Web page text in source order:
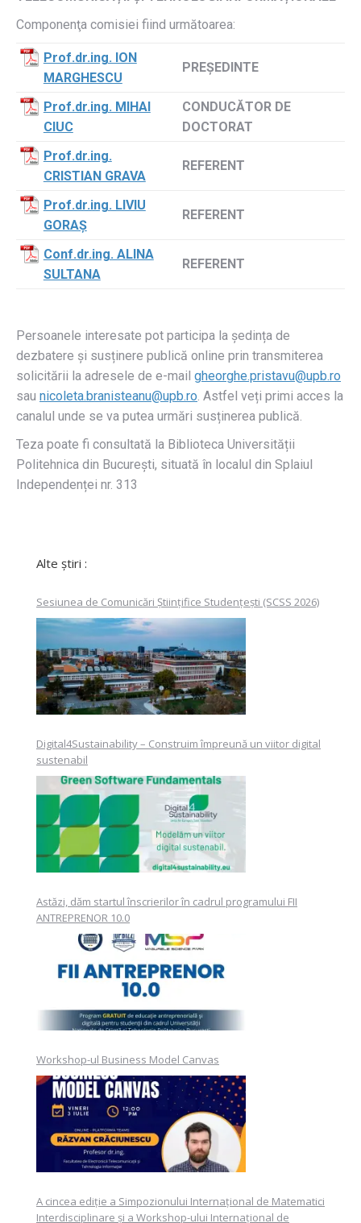
Componenţa comisiei fiind următoarea:
Prof.dr.ing. ION
MARGHESCU
PREŞEDINTE
Prof.dr.ing. MIHAI
CIUC
CONDUCĂTOR DE
DOCTORAT
Prof.dr.ing.
CRISTIAN GRAVA
REFERENT
Prof.dr.ing. LIVIU
GORAȘ
REFERENT
Conf.dr.ing. ALINA
SULTANA
REFERENT
Persoanele interesate pot participa la ședința de
dezbatere și susținere publică online prin transmiterea
solicitării la adresele de e-mail gheorghe.pristavu@upb.ro
sau nicoleta.branisteanu@upb.ro. Astfel veți primi acces la
canalul unde se va putea urmări susținerea publică.
Teza poate fi consultată la Biblioteca Universității
Politehnica din București, situată în localul din Splaiul
Independenței nr. 313
Alte știri :
Sesiunea de Comunicări Științifice Studențești (SCSS 2026)
Digital4Sustainability – Construim împreună un viitor digital
sustenabil
Astăzi, dăm startul înscrierilor în cadrul programului FII
ANTREPRENOR 10.0
Workshop-ul Business Model Canvas
A cincea ediție a Simpozionului Internațional de Matematici
Interdisciplinare și a Workshop-ului Internațional de